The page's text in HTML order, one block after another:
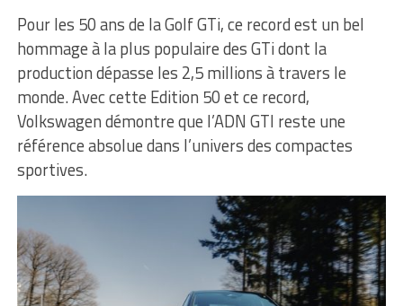
Pour les 50 ans de la Golf GTi, ce record est un bel
hommage à la plus populaire des GTi dont la
production dépasse les 2,5 millions à travers le
monde. Avec cette Edition 50 et ce record,
Volkswagen démontre que l’ADN GTI reste une
référence absolue dans l’univers des compactes
sportives.